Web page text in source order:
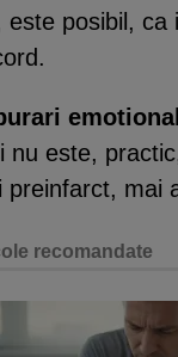
este posibil, ca
nu este,
preinfarct, mai
recomandate